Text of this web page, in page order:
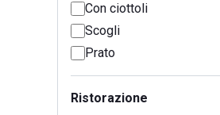
Con ciottoli
Scogli
Prato
Ristorazione